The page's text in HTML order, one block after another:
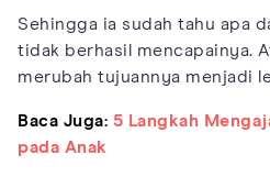
Sehingga ia sudah tahu apa
tidak berhasil mencapainya.
merubah tujuannya menjadi
Baca Juga: 5 Langkah
pada Anak